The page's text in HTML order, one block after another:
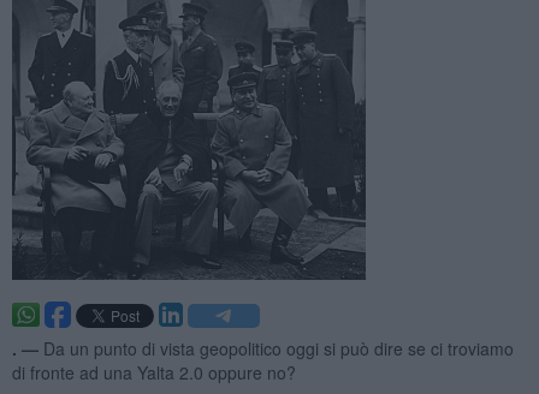
. — Da un punto di vista geopolitico oggi si può dire se ci troviamo
di fronte ad una Yalta 2.0 oppure no?